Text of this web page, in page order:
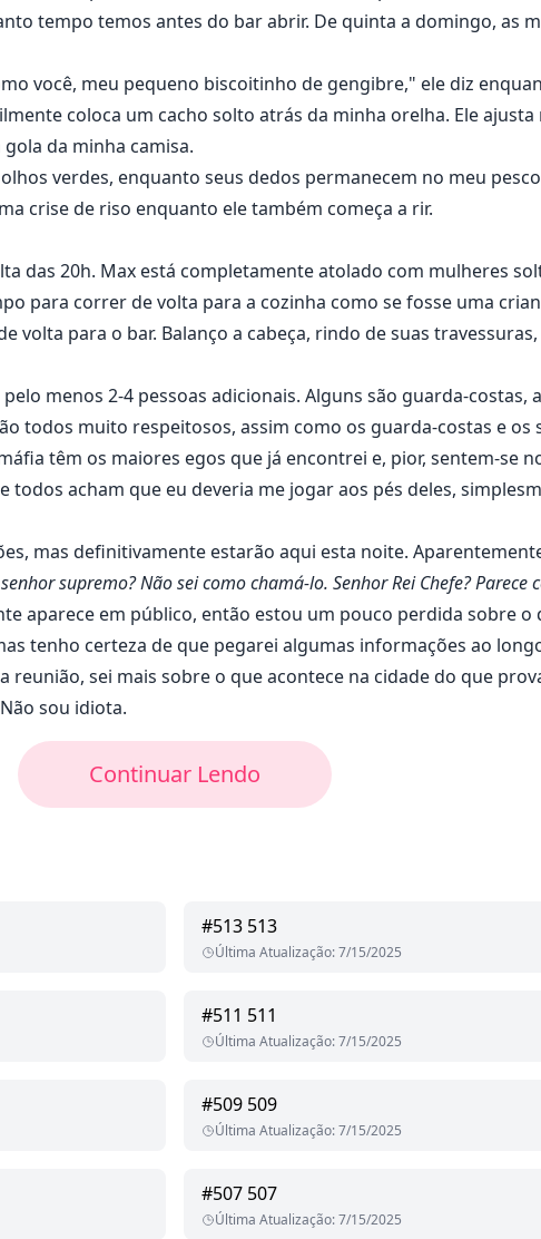
tempo temos antes do bar abrir. De quinta a domingo, as
você, meu pequeno biscoitinho de gengibre," ele diz
coloca um cacho solto atrás da minha orelha. Ele
da minha camisa.
verdes, enquanto seus dedos permanecem no meu
crise de riso enquanto ele também começa a rir.
das 20h. Max está completamente atolado com mulheres
para correr de volta para a cozinha como se fosse uma
volta para o bar. Balanço a cabeça, rindo de suas
menos 2-4 pessoas adicionais. Alguns são guarda-costas,
todos muito respeitosos, assim como os guarda-costas e os
têm os maiores egos que já encontrei e, pior, sentem-se
todos acham que eu deveria me jogar aos pés deles,
mas definitivamente estarão aqui esta noite.
supremo? Não sei como chamá-lo. Senhor Rei Chefe? Parece
aparece em público, então estou um pouco perdida sobre o
tenho certeza de que pegarei algumas informações ao
sei mais sobre o que acontece na cidade do que
sou idiota.
Continuar Lendo
#513 513
Última Atualização:7/15/2025
#511 511
Última Atualização:7/15/2025
#509 509
Última Atualização:7/15/2025
#507 507
Última Atualização:7/15/2025